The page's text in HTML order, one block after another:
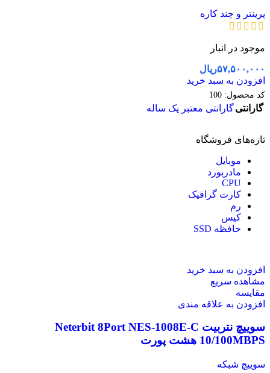
پرینتر و چند کاره
موجود در انبار
۵۷,۵۰۰,۰۰۰ریال
افزودن به سبد خرید
کد محصول: 100
گارانتیگارانتی معتبر یک ساله
تازه‌های فروشگاه
موبایل
مادربورد
CPU
کارت گرافیک
رم
کیس
حافظه SSD
افزودن به سبد خرید
مشاهده سریع
مقایسه
افزودن به علاقه مندی
سوییچ نتربیت Neterbit 8Port NES-1008E-C
10/100MBPS هشت پورت
سوییچ شبکه